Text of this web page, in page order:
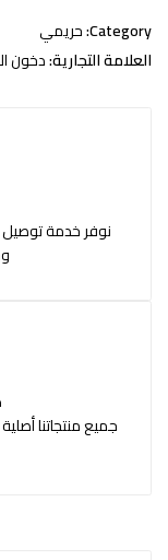
Category: حريمي
العلامة التجارية:دخون
نوفر خدمة